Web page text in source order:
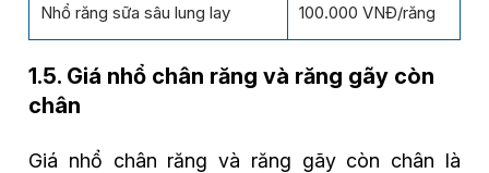
Nhổ răng sữa sâu lung lay 100.000 VNĐ/răng
1.5. Giá nhổ chân răng và răng gãy còn
chân
Giá nhổ chân răng và răng gãy còn chân là